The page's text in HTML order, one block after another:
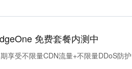
免费套餐内测中
享受不限量CDN流量+不限量DDoS防护